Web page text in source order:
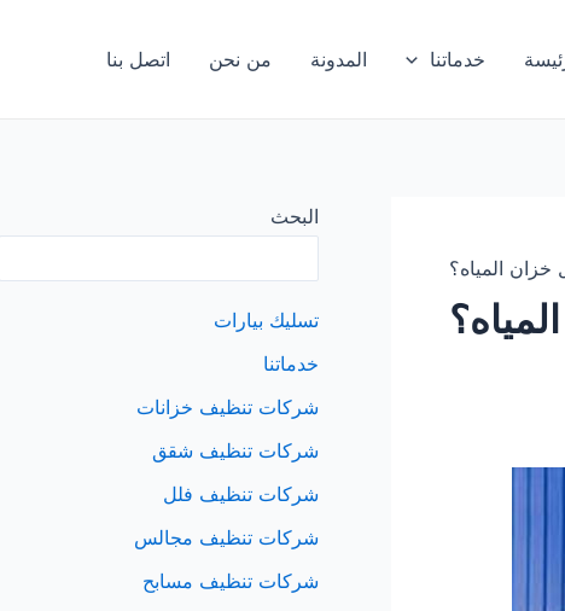
خدماتنا المدونة من نحن اتصل بنا
المياه؟
البحث
تسليك بيارات
خدماتنا
شركات تنظيف خزانات
شركات تنظيف شقق
شركات تنظيف فلل
شركات تنظيف مجالس
شركات تنظيف مسابح